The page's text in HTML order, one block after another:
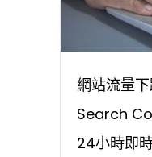
網站流量
Search
24小時即